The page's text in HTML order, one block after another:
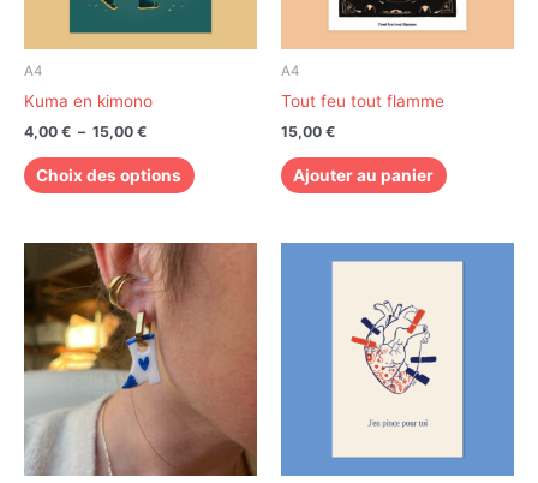
A4
Kuma en kimono
4,00 € – 15,00 €
Choix des options
être
du
A4
Tout feu tout flamme
15,00 €
Ajouter au panier